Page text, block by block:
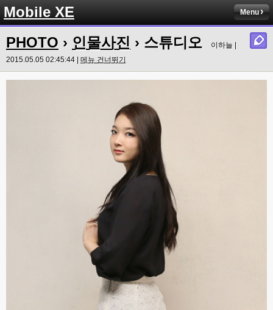
Mobile XE Menu
PHOTO › 인물사진 › 스튜디오
이하늘 |
2015.05.05 02:45:44 | 메뉴 건너뛰기